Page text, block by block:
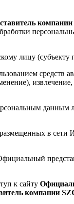
лицу (субъекту
средств
извлечение,
данным
в сети
к сайту
компании